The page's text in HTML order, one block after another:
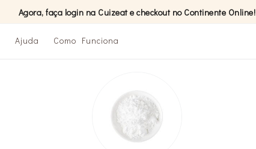
Agora, faça login na Cuizeat e checkout no Continente Online!
Ajuda Como Funciona